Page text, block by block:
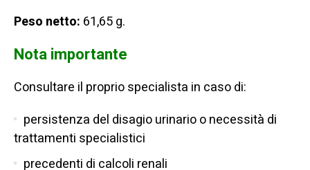
Peso netto: 61,65 g.
Nota importante
Consultare il proprio specialista in caso di:
persistenza del disagio urinario o necessità di
trattamenti specialistici
precedenti di calcoli renali